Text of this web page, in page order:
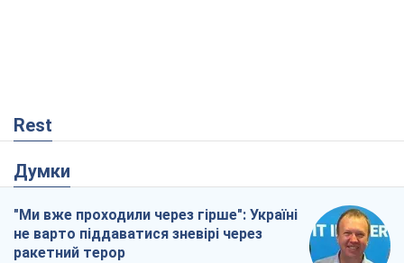
Rest
Думки
"Ми вже проходили через гірше": Україні
не варто піддаватися зневірі через
ракетний терор